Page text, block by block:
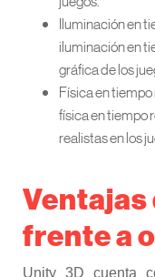
Iluminación en
iluminación en
gráfica de los
Física en
física en tiempo
realistas en los
Ventajas
frente a
Unity 3D cuenta